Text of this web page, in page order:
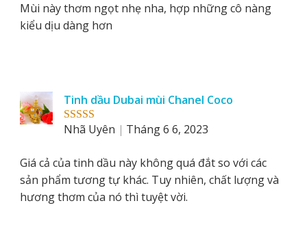
Mùi này thơm ngọt nhẹ nha, hợp những cô nàng
kiểu dịu dàng hơn
Rated5out
Tinh dầu Dubai mùi Chanel Coco
Nhã Uyên
Tháng 6 6, 2023
Giá cả của tinh dầu này không quá đắt so với các
sản phẩm tương tự khác. Tuy nhiên, chất lượng và
hương thơm của nó thì tuyệt vời.